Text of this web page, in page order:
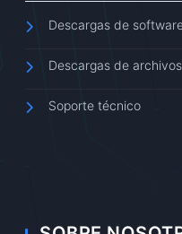
Descargas de
Descargas de
Soporte técnico